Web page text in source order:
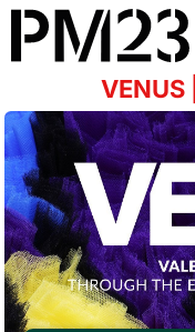
VENUS